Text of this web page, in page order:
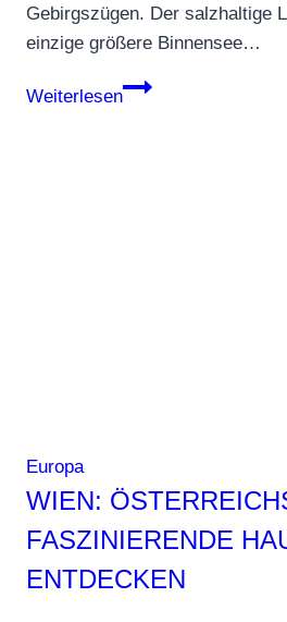
Gebirgszügen. Der salzhaltige
einzige größere Binnensee…
Weiterlesen
Dominikanische
Europa
WIEN:
FASZINIERENDE
ENTDECKEN